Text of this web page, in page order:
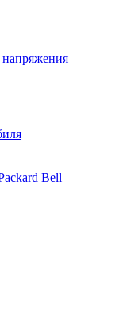
напряжения
Bell